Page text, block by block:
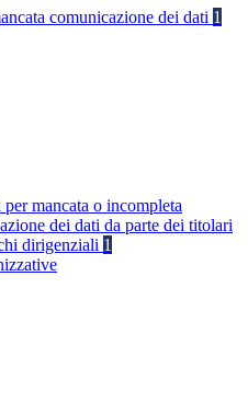
comunicazione dei dati 1
per mancata o incompleta
dei dati da parte dei titolari
dirigenziali 1